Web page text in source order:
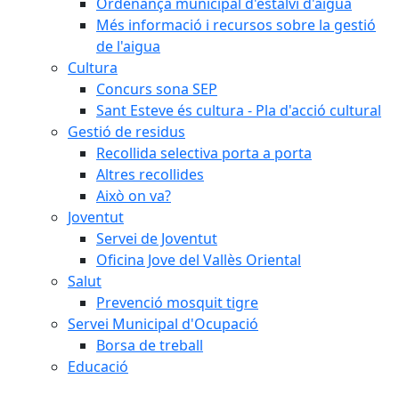
Més informació i recursos sobre la gestió
de l'aigua
Cultura
Concurs sona SEP
Sant Esteve és cultura - Pla d'acció cultural
Gestió de residus
Recollida selectiva porta a porta
Altres recollides
Això on va?
Joventut
Servei de Joventut
Oficina Jove del Vallès Oriental
Salut
Prevenció mosquit tigre
Servei Municipal d'Ocupació
Borsa de treball
Educació